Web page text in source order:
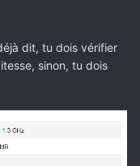
dit, tu dois vérifier
sinon, tu dois